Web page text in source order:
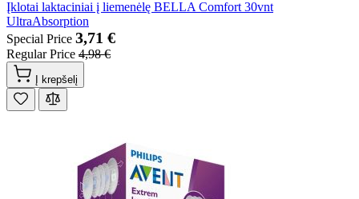
Įklotai laktaciniai į liemenėlę BELLA Comfort 30vnt
UltraAbsorption
Special Price 3,71 €
Regular Price 4,98 €
Į krepšelį